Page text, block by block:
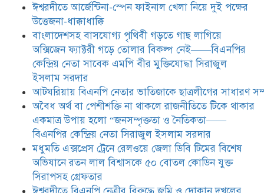
ঈশ্বরদীতে বিএনপি নেত্রীর বিরুদ্ধে জমি ও
দোকান দখলের চেষ্টার অভিযোগে সংবাদ
সম্মেলন
যে ঐক্যের মাধ্যমে ১৯৯১ সালে
বিএনপির সকলস্তরের নেতাকর্মীরা ভঙ্গুর
দলকে প্রতিষ্ঠা এবং নির্বাচন করে
স্বৈরাচারী শেখ হাসিনাকে অপসারণ
করেছিল সেই ঐক্যকেই সুদৃঢ় করার
আহবান জানিয়েছেন—- বিএনপির কেন্দ্রিয় নির্বাহী কমিটির নেতা,
সাবেক এমপি বীর মুক্তিযোদ্ধা সিরাজুল ইসলাম সরদার
ঈশ্বরদীতে আর্জেন্টিনা-স্পেন ফাইনাল খেলা নিয়ে দুই পক্ষের
উত্তেজনা-ধাক্কাধাক্কি
বাংলাদেশসহ বাসযোগ্য পৃথিবী গড়তে গাছ লাগিয়ে
অক্সিজেন ফ্যাক্টরী গড়ে তোলার বিকল্প নেই——বিএনপির
কেন্দ্রিয় নেতা সাবেক এমপি বীর মুক্তিযোদ্ধা সিরাজুল
ইসলাম সরদার
আটঘরিয়ায় বিএনপি নেতার ভাতিজাকে ছাত্রলীগের সাধারণ
​​অবৈধ অর্থ বা পেশীশক্তি না থাকলে রাজনীতিতে টিকে থাকার
একমাত্র উপায় হলো “জনসম্পৃক্ততা ও নৈতিকতা——
বিএনপির কেন্দ্রিয় নেতা সিরাজুল ইসলাম সরদার
মধুমতি এক্সপ্রেস ট্রেনে রেলওয়ে জেলা ডিবি টিমের বিশেষ
অভিযানে রতন লাল বিশ্বাসকে ৫০ বোতল কোডিন যুক্ত
সিরাপসহ গ্রেফতার